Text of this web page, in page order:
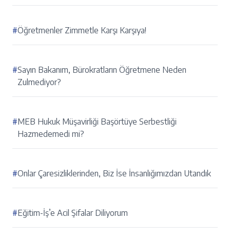
#Öğretmenler Zimmetle Karşı Karşıya!
#Sayın Bakanım, Bürokratların Öğretmene Neden
Zulmediyor?
#MEB Hukuk Müşavirliği Başörtüye Serbestliği
Hazmedemedi mi?
#Onlar Çaresizliklerinden, Biz İse İnsanlığımızdan Utandık
#Eğitim-İş’e Acil Şifalar Diliyorum